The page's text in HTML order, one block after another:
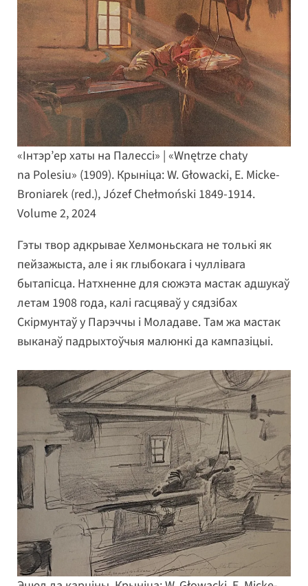
«Інтэр’ер хаты на Палессі» | «Wnętrze chaty
na Polesiu» (1909). Крыніца: W. Głowacki, E. Micke-
Broniarek (red.), Józef Chełmoński 1849-1914.
Volume 2, 2024
Гэты твор адкрывае Хелмоньскага не толькі як
пейзажыста, але і як глыбокага і чуллівага
бытапісца. Натхненне для сюжэта мастак адшукаў
летам 1908 года, калі гасцяваў у сядзібах
Скірмунтаў у Парэччы і Моладаве. Там жа мастак
выканаў падрыхтоўчыя малюнкі да кампазіцыі.